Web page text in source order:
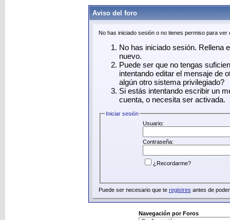
Aviso del foro
No has iniciado sesión o no tienes permiso para
No has iniciado sesión. Rellena
nuevo.
Puede ser que no tengas
intentando editar el mensaje de
algún otro sistema privilegiado?
Si estás intentando escribir un
cuenta, o necesita ser activada.
Iniciar sesión
Usuario:
Contraseña:
¿Recordarme?
Puede ser necesario que te registres antes de
Navegación por Foros